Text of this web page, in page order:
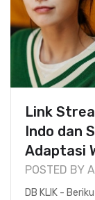
Link
Indo dan
Adaptasi
POSTED BY
DB KLIK -